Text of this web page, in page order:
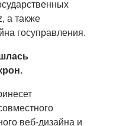
а также
госуправления.
веб-дизайна и